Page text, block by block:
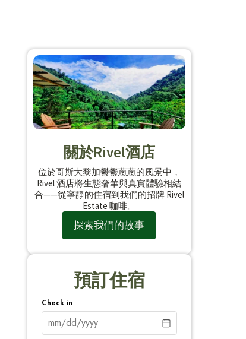
關於Rivel酒店
位於哥斯大黎加鬱鬱蔥蔥的風景中，
Rivel 酒店將生態奢華與真實體驗相結
合——從寧靜的住宿到我們的招牌 Rivel
Estate 咖啡。
探索我們的故事
預訂住宿
Check in